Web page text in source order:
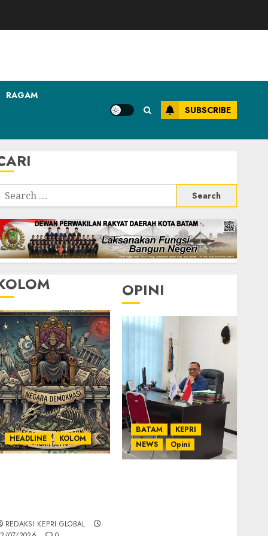
RAGAM
SUBSCRIBE
Search
HEADLINE KOLOM
REDAKSI KEPRI GLOBAL
OPINI
BATAM
KEPRI
NEWS
Opini